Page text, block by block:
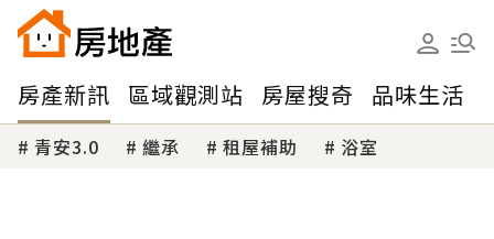
房產新訊 區域觀測站 房屋搜奇 品味生活
青安3.0 繼承 租屋補助 浴室